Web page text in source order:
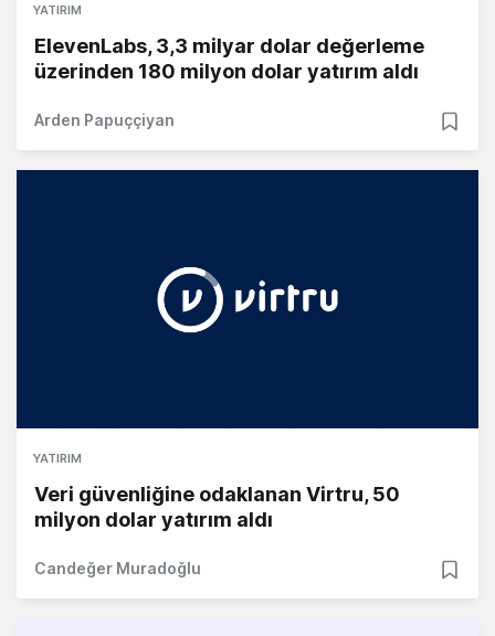
YATIRIM
ElevenLabs, 3,3 milyar dolar değerleme
üzerinden 180 milyon dolar yatırım aldı
Arden Papuççiyan
YATIRIM
Veri güvenliğine odaklanan Virtru, 50
milyon dolar yatırım aldı
Candeğer Muradoğlu